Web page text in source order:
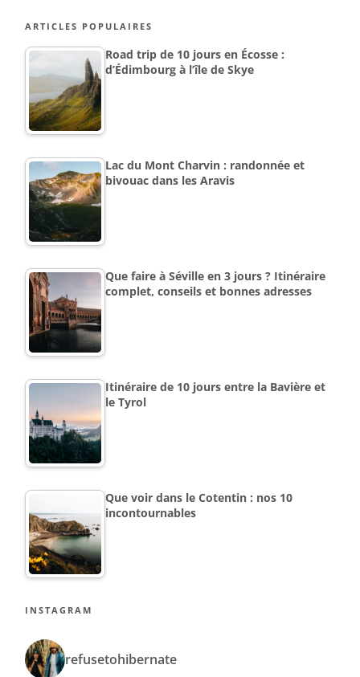
ARTICLES POPULAIRES
Road trip de 10 jours en Écosse :
d’Édimbourg à l’île de Skye
Lac du Mont Charvin : randonnée et
bivouac dans les Aravis
Que faire à Séville en 3 jours ? Itinéraire
complet, conseils et bonnes adresses
Itinéraire de 10 jours entre la Bavière et
le Tyrol
Que voir dans le Cotentin : nos 10
incontournables
INSTAGRAM
refusetohibernate